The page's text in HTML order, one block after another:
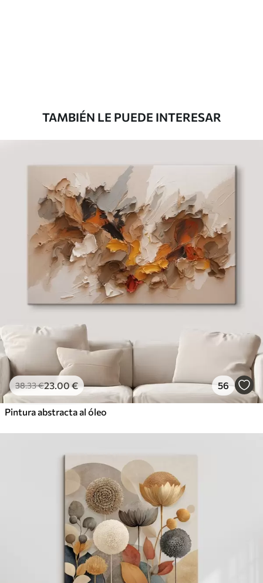
TAMBIÉN LE PUEDE INTERESAR
38.33€23.00€ 56
Pintura abstracta al óleo